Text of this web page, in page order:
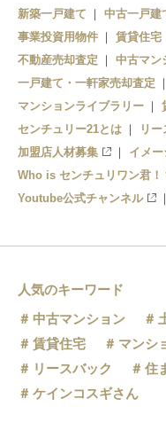
赤坂上駅
上田原駅
寺下駅
神畑駅
大学前駅
下之郷駅
中塩田駅
塩田町駅
中野駅
八木沢駅
新築一戸建て 中古一戸建
事業投資用物件
賃貸住宅
不動産売却査定
中古マン
一戸建て・一軒家売却査定
マンションライブラリー
センチュリー21とは
リー
加盟店人材募集
イメ
Who is センチュリワン君！
Youtube公式チャンネル
人気のキーワード
中古マンション
賃貸住宅
マンシ
リースバック
住
ケインコスギさん